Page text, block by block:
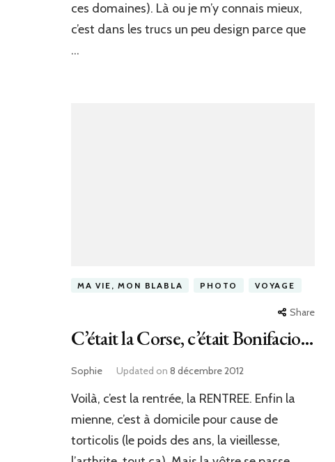
ces domaines). Là ou je m’y connais mieux,
c’est dans les trucs un peu design parce que
…
MA VIE, MON BLABLA PHOTO VOYAGE
Share
C’était la Corse, c’était Bonifacio…
Sophie Updated on 8 décembre 2012
Voilà, c’est la rentrée, la RENTREE. Enfin la
mienne, c’est à domicile pour cause de
torticolis (le poids des ans, la vieillesse,